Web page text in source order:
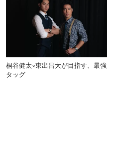
桐谷健太×東出昌大が目指す、最強
タッグ